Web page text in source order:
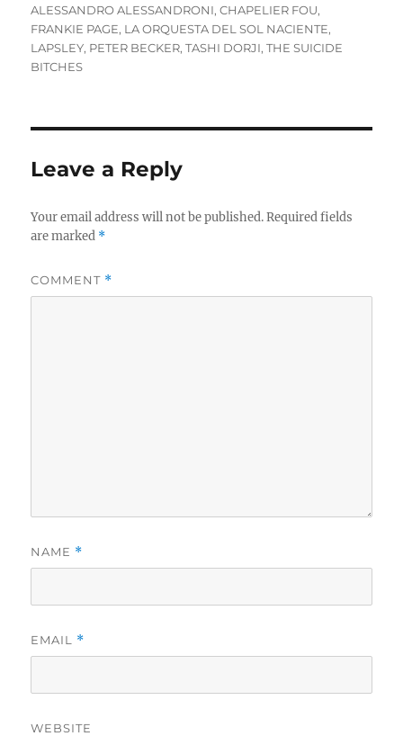
on
ALESSANDRO ALESSANDRONI,CHAPELIER FOU,
FRANKIE PAGE, LA ORQUESTA DEL SOL NACIENTE,
LAPSLEY, PETER BECKER,TASHI DORJI,THE SUICIDE
BITCHES
Leave a Reply
Your email address will not be published. Required fields
are marked *
COMMENT *
NAME *
EMAIL *
WEBSITE